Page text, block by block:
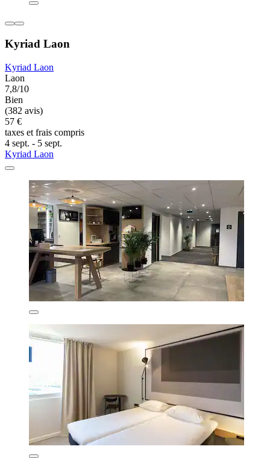
Kyriad Laon
Kyriad Laon
Laon
7,8/10
Bien
(382 avis)
57 €
taxes et frais compris
4 sept. - 5 sept.
Kyriad Laon